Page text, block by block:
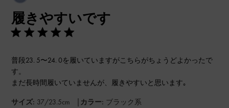
履きやすいです
普段23. 5〜24. 0を履いていますがこちらがちょうどよかったで
す。
まだ長時間履いていませんが、履きやすいと思います｡
サイズ: 37/23.5cm | カラー: ブラック系